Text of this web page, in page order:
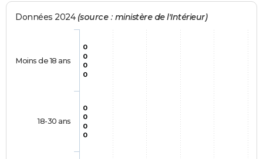
Données 2024 (source : ministère de l'Intérieur)
0
0
0
0
0
0
0
0
Moins de 18 ans
18-30 ans